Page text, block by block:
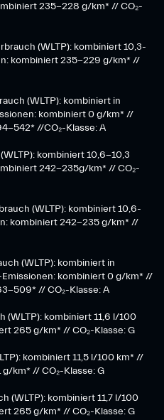
235-228 g/km* // CO₂-
(WLTP): kombiniert 10,3-
kombiniert 235-229 g/km* //
(WLTP): kombiniert in
kombiniert 0 g/km* //
542* //CO₂-Klasse: A
kombiniert 10,6-10,3
242-235g/km* // CO₂-
(WLTP): kombiniert 10,6-
kombiniert 242-235 g/km* //
(WLTP): kombiniert in
kombiniert 0 g/km* //
509* // CO₂-Klasse: A
(WLTP): kombiniert 11,6 l/100
265 g/km* // CO₂-Klasse: G
kombiniert 11,5 l/100 km* //
km* // CO₂-Klasse: G
(WLTP): kombiniert 11,7 l/100
265 g/km* // CO₂-Klasse: G